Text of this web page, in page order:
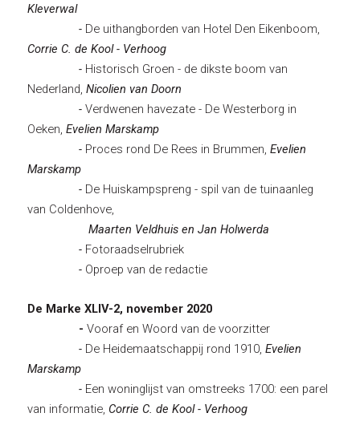
Kleverwal
- De uithangborden van Hotel Den Eikenboom,
Corrie C. de Kool - Verhoog
- Historisch Groen - de dikste boom van
Nederland,Nicolien van Doorn
-Verdwenen havezate - De Westerborg in
Oeken,Evelien Marskamp
- Proces rond De Rees in Brummen,Evelien
Marskamp
- De Huiskampspreng - spil van de tuinaanleg
van Coldenhove,
Maarten Veldhuis en Jan Holwerda
- Fotoraadselrubriek
- Oproep van de redactie
De Marke XLIV-2, november 2020
-Vooraf en Woord van de voorzitter
- De Heidemaatschappij rond 1910,Evelien
Marskamp
- Een woninglijst van omstreeks 1700: een parel
van informatie, Corrie C. de Kool - Verhoog